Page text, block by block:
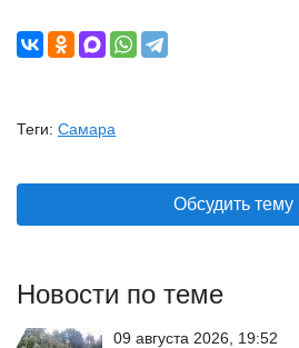
Теги: Самара
Обсудить тему
Новости по теме
09 августа 2026, 19:52